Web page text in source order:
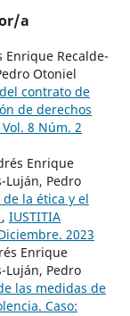
a
Enrique Recalde-
Otoniel
contrato de
de derechos
Vol. 8 Núm. 2
Enrique
Luján, Pedro
la ética y el
, IUSTITIA
2023
Enrique
Luján, Pedro
las medidas de
Caso: